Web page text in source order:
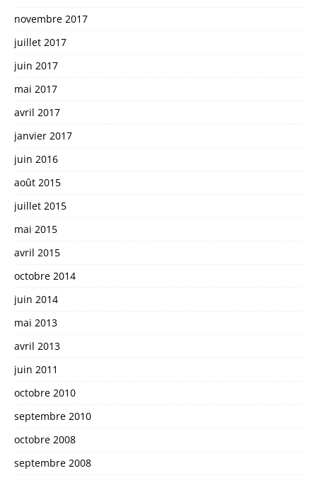
novembre 2017
juillet 2017
juin 2017
mai 2017
avril 2017
janvier 2017
juin 2016
août 2015
juillet 2015
mai 2015
avril 2015
octobre 2014
juin 2014
mai 2013
avril 2013
juin 2011
octobre 2010
septembre 2010
octobre 2008
septembre 2008